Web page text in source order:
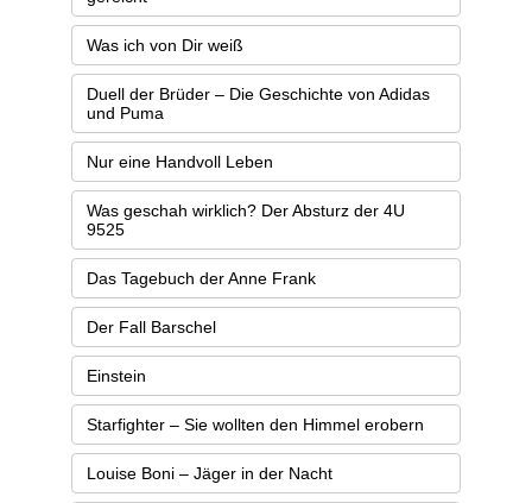
Was ich von Dir weiß
Duell der Brüder – Die Geschichte von Adidas
und Puma
Nur eine Handvoll Leben
Was geschah wirklich? Der Absturz der 4U
9525
Das Tagebuch der Anne Frank
Der Fall Barschel
Einstein
Starfighter – Sie wollten den Himmel erobern
Louise Boni – Jäger in der Nacht